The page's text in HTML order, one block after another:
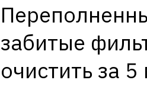
забитые
очистить за 5